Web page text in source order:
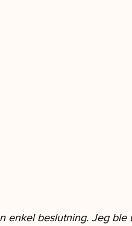
enkel beslutning. Jeg